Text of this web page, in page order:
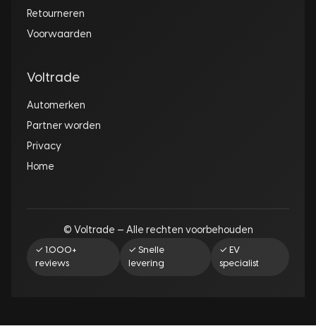
Retourneren
Voorwaarden
Voltrade
Automerken
Partner worden
Privacy
Home
© Voltrade — Alle rechten voorbehouden
✓ 1.000+
reviews
✓ Snelle
levering
✓ EV
specialist